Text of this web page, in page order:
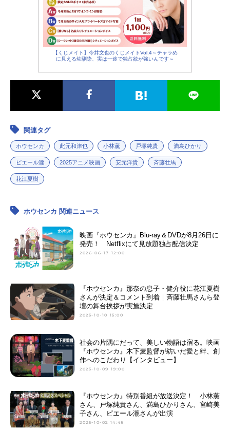
【くじメイト】今井文也のくじメイトVol.4～チャラめ
に見える幼馴染、実は一途で独占欲が強いんです～
関連タグ
ホウセンカ 此元和津也 小林薫 戸塚純貴 満島ひかり
ピエール瀧 2025アニメ映画 安元洋貴 斉藤壮馬
花江夏樹
ホウセンカ 関連ニュース
映画『ホウセンカ』Blu-ray＆DVDが8月26日に
発売！ Netflixにて見放題独占配信決定
2026-06-17 12:00
『ホウセンカ』那奈の息⼦・健介役に花江夏樹
さんが決定＆コメント到着｜⻫藤壮⾺さんら登
壇の舞台挨拶が実施決定
2025-10-10 15:00
社会の片隅にだって、美しい物語は宿る。映画
『ホウセンカ』木下麦監督が紡いだ愛と絆、創
作へのこだわり【インタビュー】
2025-10-09 19:00
『ホウセンカ』特別番組が放送決定！ 小林薫
さん、戸塚純貴さん、満島ひかりさん、宮崎美
子さん、ピエール瀧さんが出演
2025-10-02 14:45